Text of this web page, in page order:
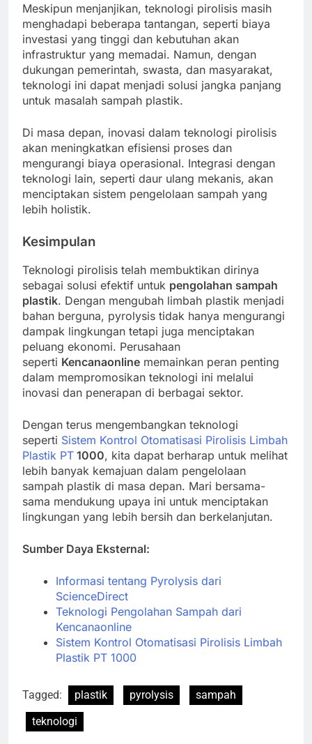
Meskipun menjanjikan, teknologi pirolisis masih
menghadapi beberapa tantangan, seperti biaya
investasi yang tinggi dan kebutuhan akan
infrastruktur yang memadai. Namun, dengan
dukungan pemerintah, swasta, dan masyarakat,
teknologi ini dapat menjadi solusi jangka panjang
untuk masalah sampah plastik.
Di masa depan, inovasi dalam teknologi pirolisis
akan meningkatkan efisiensi proses dan
mengurangi biaya operasional. Integrasi dengan
teknologi lain, seperti daur ulang mekanis, akan
menciptakan sistem pengelolaan sampah yang
lebih holistik.
Kesimpulan
Teknologi pirolisis telah membuktikan dirinya
sebagai solusi efektif untuk pengolahan sampah
plastik. Dengan mengubah limbah plastik menjadi
bahan berguna, pyrolysis tidak hanya mengurangi
dampak lingkungan tetapi juga menciptakan
peluang ekonomi. Perusahaan
seperti Kencanaonline memainkan peran penting
dalam mempromosikan teknologi ini melalui
inovasi dan penerapan di berbagai sektor.
Dengan terus mengembangkan teknologi
seperti Sistem Kontrol Otomatisasi Pirolisis Limbah
Plastik PT 1000, kita dapat berharap untuk melihat
lebih banyak kemajuan dalam pengelolaan
sampah plastik di masa depan. Mari bersama-
sama mendukung upaya ini untuk menciptakan
lingkungan yang lebih bersih dan berkelanjutan.
Sumber Daya Eksternal:
Informasi tentang Pyrolysis dari
ScienceDirect
Teknologi Pengolahan Sampah dari
Kencanaonline
Sistem Kontrol Otomatisasi Pirolisis Limbah
Plastik PT 1000
Tagged: plastik pyrolysis
sampah
teknologi